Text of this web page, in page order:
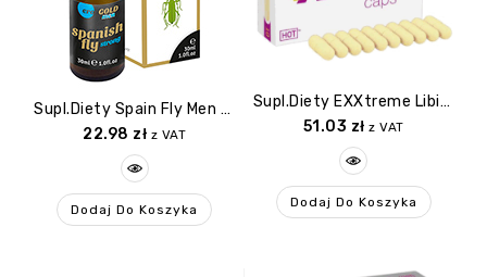
Supl.diety Spain Fly Men GOLD Strong 30ml
22.98 zł z VAT
Dodaj Do Koszyka
Supl.diety EXXtreme Libido Caps Woman 1×10 Stk.
51.03 zł z VAT
Dodaj Do Koszyka